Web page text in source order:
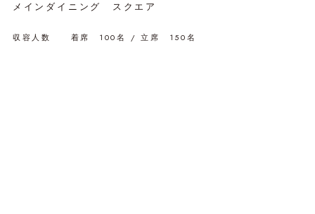
メインダイニング スクエア
収容人数 着席 100名 / 立席 150名